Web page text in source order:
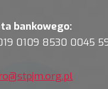
bankowego:
0109 8530 0045